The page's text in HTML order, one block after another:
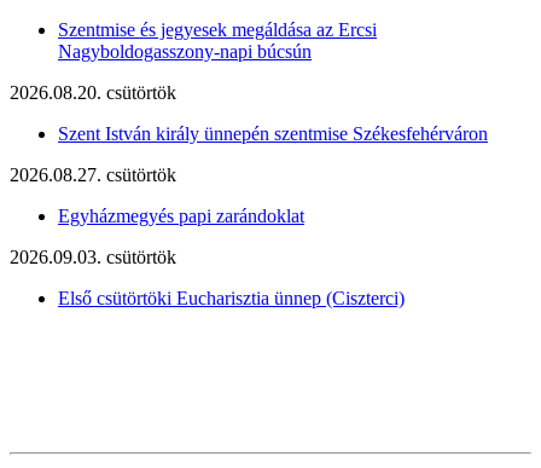
Szentmise és jegyesek megáldása az Ercsi
Nagyboldogasszony-napi búcsún
2026.08.20. csütörtök
Szent István király ünnepén szentmise Székesfehérváron
2026.08.27. csütörtök
Egyházmegyés papi zarándoklat
2026.09.03. csütörtök
Első csütörtöki Eucharisztia ünnep (Ciszterci)